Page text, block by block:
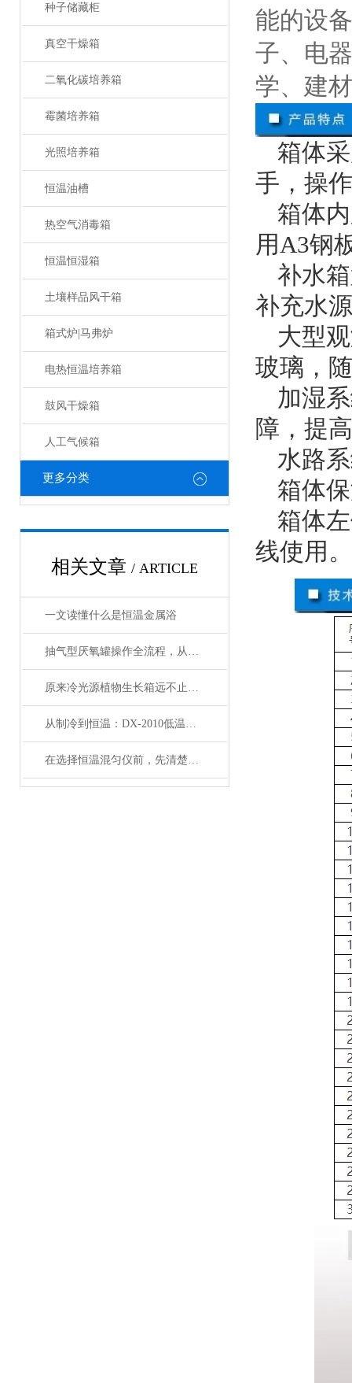
种子储藏柜
真空干燥箱
二氧化碳培养箱
霉菌培养箱
光照培养箱
恒温油槽
热空气消毒箱
恒温恒湿箱
土壤样品风干箱
箱式炉|马弗炉
电热恒温培养箱
鼓风干燥箱
人工气候箱
更多分类
相关文章 / ARTICLE
一文读懂什么是恒温金属浴
抽气型厌氧罐操作全流程，从设备准备到微生物培养的标准化指南
原来冷光源植物生长箱远不止那么简单
从制冷到恒温：DX-2010低温恒温循环器的核心原理解析
在选择恒温混匀仪前，先清楚实验的需求
能的设
子、电
学、建
箱体
手，操
箱体
用A3钢
补水
补充水
大型
玻璃，
加湿
障，提
水路
箱体
箱体
线使用。